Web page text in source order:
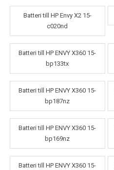
Batteri till HP Envy X2 15-
c020nd
Batteri till HP ENVY X360 15-
bp133tx
Batteri till HP ENVY X360 15-
bp187nz
Batteri till HP ENVY X360 15-
bp169nz
Batteri till HP ENVY X360 15-